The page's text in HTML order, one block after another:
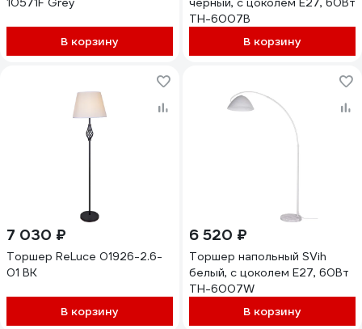
В корзину
TH-6007B
В корзину
7 030 ₽
Торшер ReLuce 01926-2.6-
01 BK
В корзину
6 520 ₽
Торшер напольный SVih
белый, с цоколем E27, 60Вт
TH-6007W
В корзину